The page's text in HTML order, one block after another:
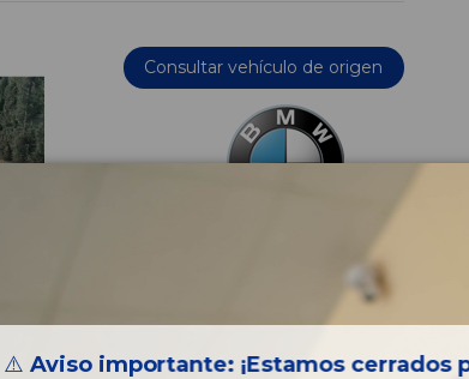
Consultar vehículo de origen
⚠️ Aviso importante: ¡Estamos cerrados